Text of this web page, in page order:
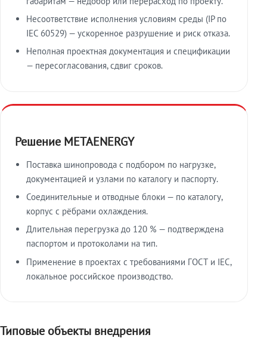
Несоответствие исполнения условиям среды (IP по
IEC 60529) — ускоренное разрушение и риск отказа.
Неполная проектная документация и спецификации
— пересогласования, сдвиг сроков.
Решение METAENERGY
Поставка шинопровода с подбором по нагрузке,
документацией и узлами по каталогу и паспорту.
Соединительные и отводные блоки — по каталогу,
корпус с рёбрами охлаждения.
Длительная перегрузка до 120 % — подтверждена
паспортом и протоколами на тип.
Применение в проектах с требованиями ГОСТ и IEC,
локальное российское производство.
Типовые объекты внедрения